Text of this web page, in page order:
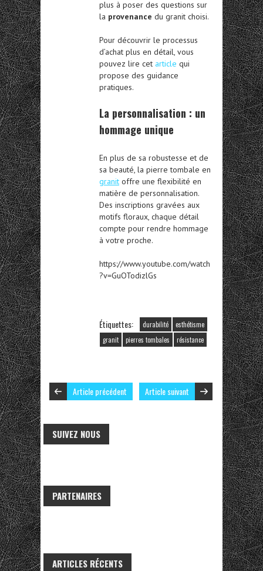
plus à poser des questions sur
la provenance du granit choisi.
Pour découvrir le processus
d’achat plus en détail, vous
pouvez lire cet article qui
propose des guidance
pratiques.
La personnalisation : un
hommage unique
En plus de sa robustesse et de
sa beauté, la pierre tombale en
granit offre une flexibilité en
matière de personnalisation.
Des inscriptions gravées aux
motifs floraux, chaque détail
compte pour rendre hommage
à votre proche.
https://www.youtube.com/watch
?v=GuOTodizlGs
Étiquettes: durabilité
esthétisme
granit
pierres tombales résistance
Article précédent Article suivant
SUIVEZ NOUS
PARTENAIRES
ARTICLES RÉCENTS